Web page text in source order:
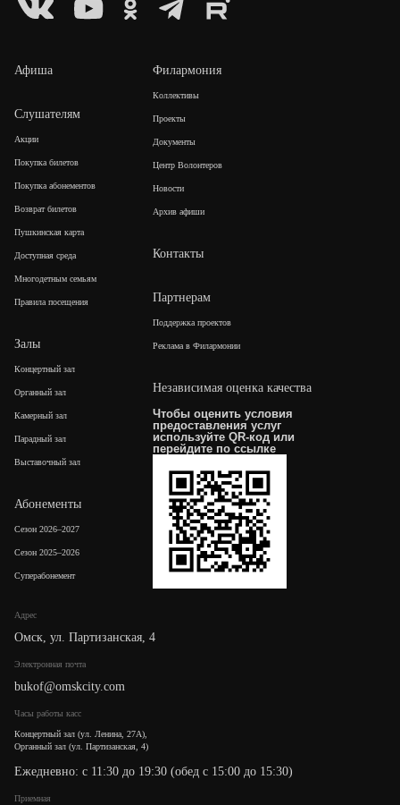
Адрес
Омск, ул. Партизанская, 4
Электронная почта
bukof@omskcity.com
Часы работы касс
Концертный зал (ул. Ленина, 27А),
Органный зал (ул. Партизанская, 4)
Ежедневно: с 11:30 до 19:30 (обед с 15:00 до 15:30)
Приемная
Афиша
Слушателям
Акции
Покупка билетов
Покупка абонементов
Возврат билетов
Пушкинская карта
Доступная среда
Многодетным семьям
Правила посещения
Залы
Концертный зал
Органный зал
Камерный зал
Парадный зал
Выставочный зал
Абонементы
Сезон 2026–2027
Сезон 2025–2026
Суперабонемент
Филармония
Коллективы
Проекты
Документы
Центр Волонтеров
Новости
Архив афиши
Контакты
Партнерам
Поддержка проектов
Реклама в Филармонии
Независимая оценка качества
Чтобы оценить условия
предоставления услуг
используйте QR-код или
перейдите по ссылке